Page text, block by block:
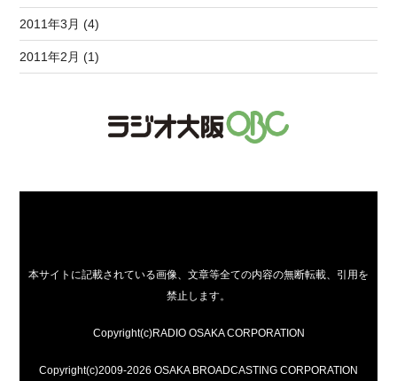
2011年3月 (4)
2011年2月 (1)
本サイトに記載されている画像、文章等全ての内容の無断転載、引用を
禁止します。
Copyright(c)RADIO OSAKA CORPORATION
Copyright(c)2009-2026 OSAKA BROADCASTING CORPORATION